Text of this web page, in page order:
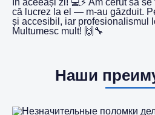
în aceeași zi! 💻⚡️ Am cerut să
că lucrez la el — m-au găzduit.
și accesibil, iar profesionalismul
Multumesc mult! 🙌🔧
Наши